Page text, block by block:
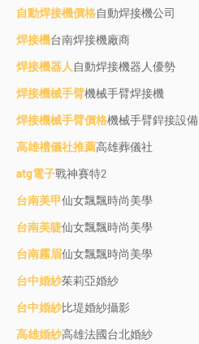
自動焊接機價格自動焊接機公司
焊接機台南焊接機廠商
焊接機器人 自動焊接機器人優勢
焊接機械手臂機械手臂焊接機
焊接機械手臂價格機械手臂銲接設備
高雄禮儀社推薦高雄葬儀社
atg電子戰神賽特2
台南美甲仙女飄飄時尚美學
台南美睫仙女飄飄時尚美學
台南霧眉仙女飄飄時尚美學
台中婚紗茱莉亞婚紗
台中婚紗比堤婚紗攝影
高雄婚紗高雄法國台北婚紗